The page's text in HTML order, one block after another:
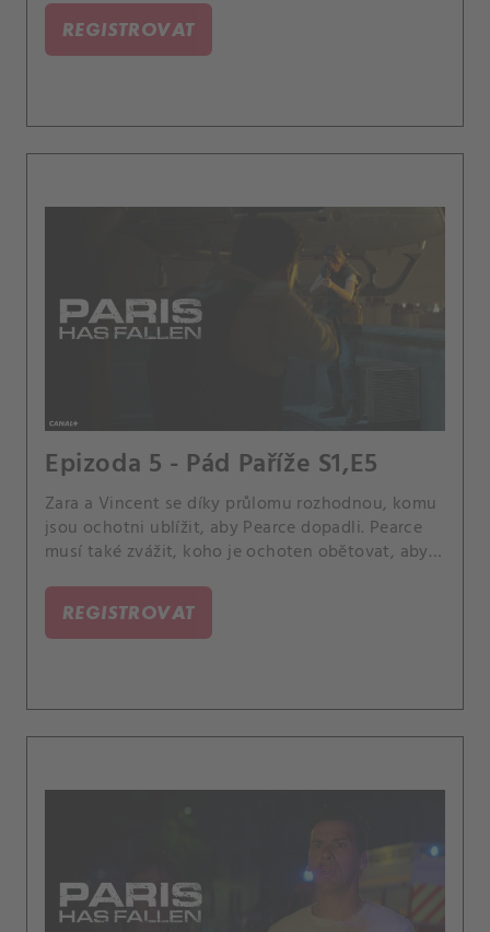
REGISTROVAT
Epizoda 5 - Pád Paříže S1,E5
Zara a Vincent se díky průlomu rozhodnou, komu
jsou ochotni ublížit, aby Pearce dopadli. Pearce
musí také zvážit, koho je ochoten obětovat, aby
REGISTROVAT